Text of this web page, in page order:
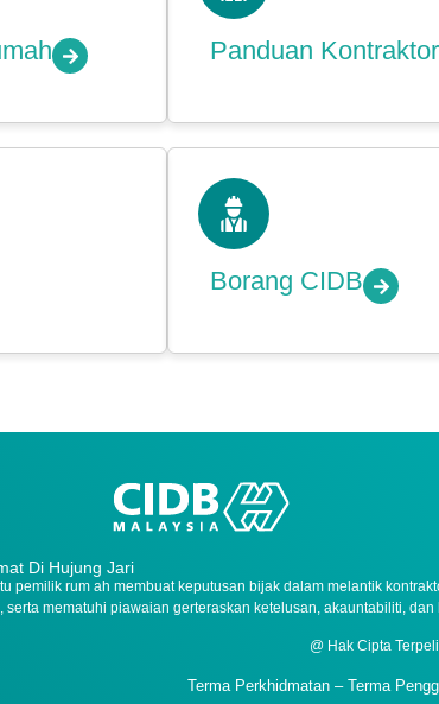
Panduan Kontraktor
Borang CIDB
Di Hujung Jari
pemilik rum ah membuat keputusan bijak dalam melantik
mematuhi piawaian gerteraskan ketelusan, akauntabiliti,
@ Hak Cipta
Terma Perkhidmatan – Terma